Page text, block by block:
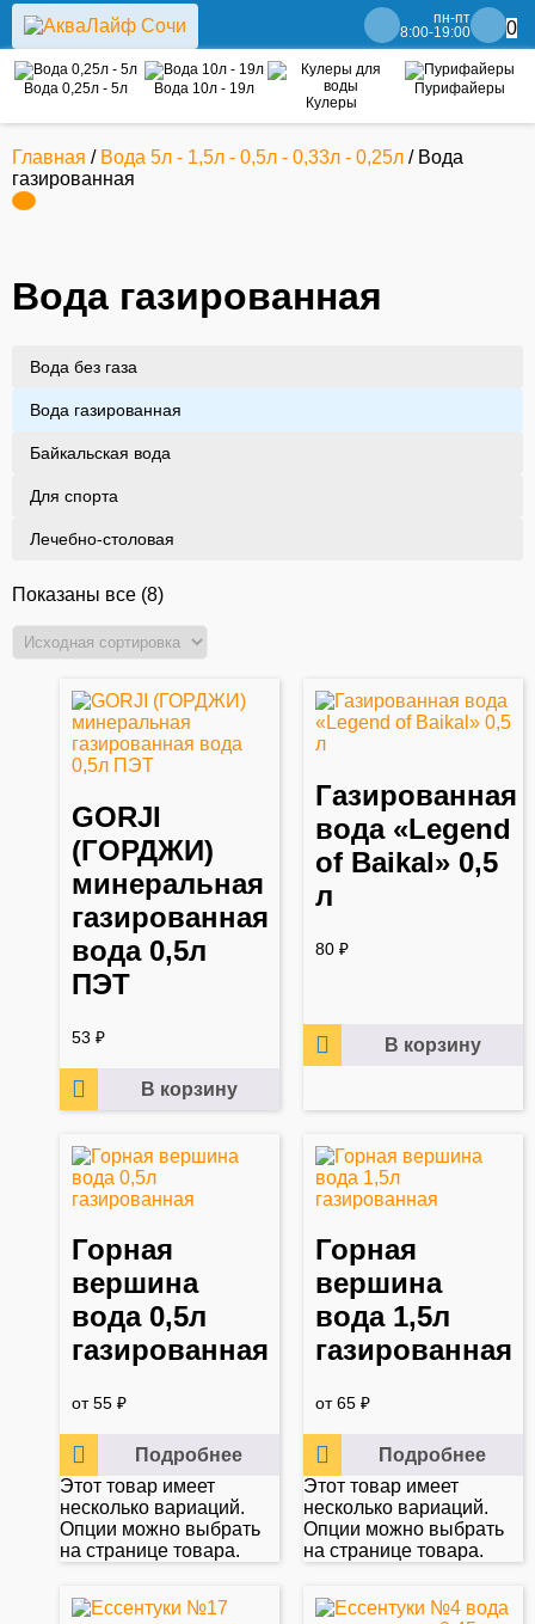
пн-пт
8:00-19:00
0
Вода 0,25л - 5л
Вода 10л - 19л
Кулеры
Пурифайеры
Главная / Вода 5л - 1,5л - 0,5л - 0,33л - 0,25л / Вода
газированная
Вода газированная
Вода без газа
Вода газированная
Байкальская вода
Для спорта
Лечебно-столовая
Показаны все (8)
GORJI
(ГОРДЖИ)
минеральная
газированная
вода 0,5л
ПЭТ
53 ₽
В корзину
Газированная
вода «Legend
of Baikal» 0,5
л
80 ₽
В корзину
Горная
вершина
вода 0,5л
газированная
от 55 ₽
Подробнее
Этот товар имеет
несколько вариаций.
Опции можно выбрать
на странице товара.
Горная
вершина
вода 1,5л
газированная
от 65 ₽
Подробнее
Этот товар имеет
несколько вариаций.
Опции можно выбрать
на странице товара.